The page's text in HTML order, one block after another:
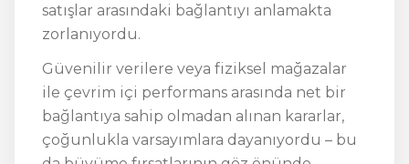
satışlar arasındaki bağlantıyı anlamakta
zorlanıyordu.
Güvenilir verilere veya fiziksel mağazalar
ile çevrim içi performans arasında net bir
bağlantıya sahip olmadan alınan kararlar,
çoğunlukla varsayımlara dayanıyordu – bu